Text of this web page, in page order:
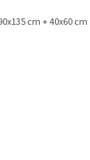
cm + 40x60 cm